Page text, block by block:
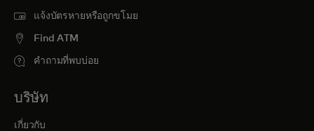
แจ้งบัตรหายหรือถูกขโมย
Find ATM
คำถามที่พบบ่อย
บริษัท
เกี่ยวกับ